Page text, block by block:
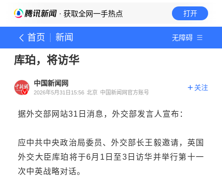
· 获取全网一手热点 打开
首页 新闻 无障碍
库珀，将访华
中国新闻网
2026年5月31日15:56 北京 中国新闻网官方账号
关注
据外交部网站31日消息，外交部发言人宣布：
应中共中央政治局委员、外交部长王毅邀请，英国
外交大臣库珀将于6月1日至3日访华并举行第十一
次中英战略对话。